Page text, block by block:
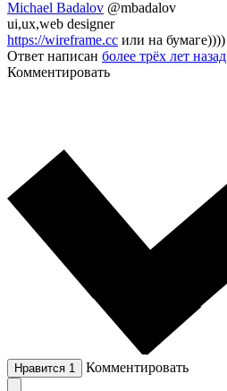
Michael Badalov @mbadalov
ui,ux,web designer
https://wireframe.cc или на бумаге))))
Ответ написан более трёх лет назад
Комментировать
Нравится 1 Комментировать